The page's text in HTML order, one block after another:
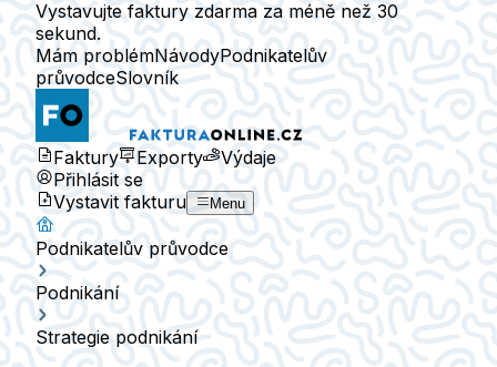
Vystavujte faktury zdarma za méně než 30
sekund.
Mám problémNávodyPodnikatelův
průvodceSlovník
Faktury Exporty
Výdaje
Přihlásit se
Vystavit fakturu
Menu
Podnikatelův průvodce
Podnikání
Strategie podnikání